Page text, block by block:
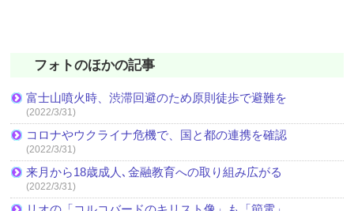
フォトのほかの記事
富士山噴火時、渋滞回避のため原則徒歩で避難を
(2022/3/31)
コロナやウクライナ危機で、国と都の連携を確認
(2022/3/31)
来月から18歳成人､金融教育への取り組み広がる
(2022/3/31)